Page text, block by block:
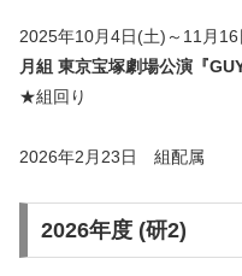
2025年10月4日(土)～11月16
月組 東京宝塚劇場公演『
★組回り
2026年2月23日 組配属
2026年度 (研2)